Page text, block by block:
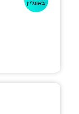
באונליין